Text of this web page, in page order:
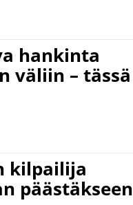
hankinta
väliin – tässä
kilpailija
päästäkseen